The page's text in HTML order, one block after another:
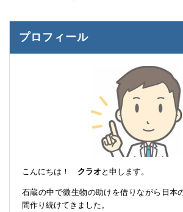
プロフィール
こんにちは！ クラオ と申します。
石蔵の中で微生物の助けを借りながら日本
間作り続けてきました。